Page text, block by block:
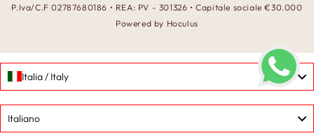
P.Iva/C.F 02787680186 • REA: PV - 301326 • Capitale sociale €30.000
Powered by Hoculus
Italia / Italy
Italiano